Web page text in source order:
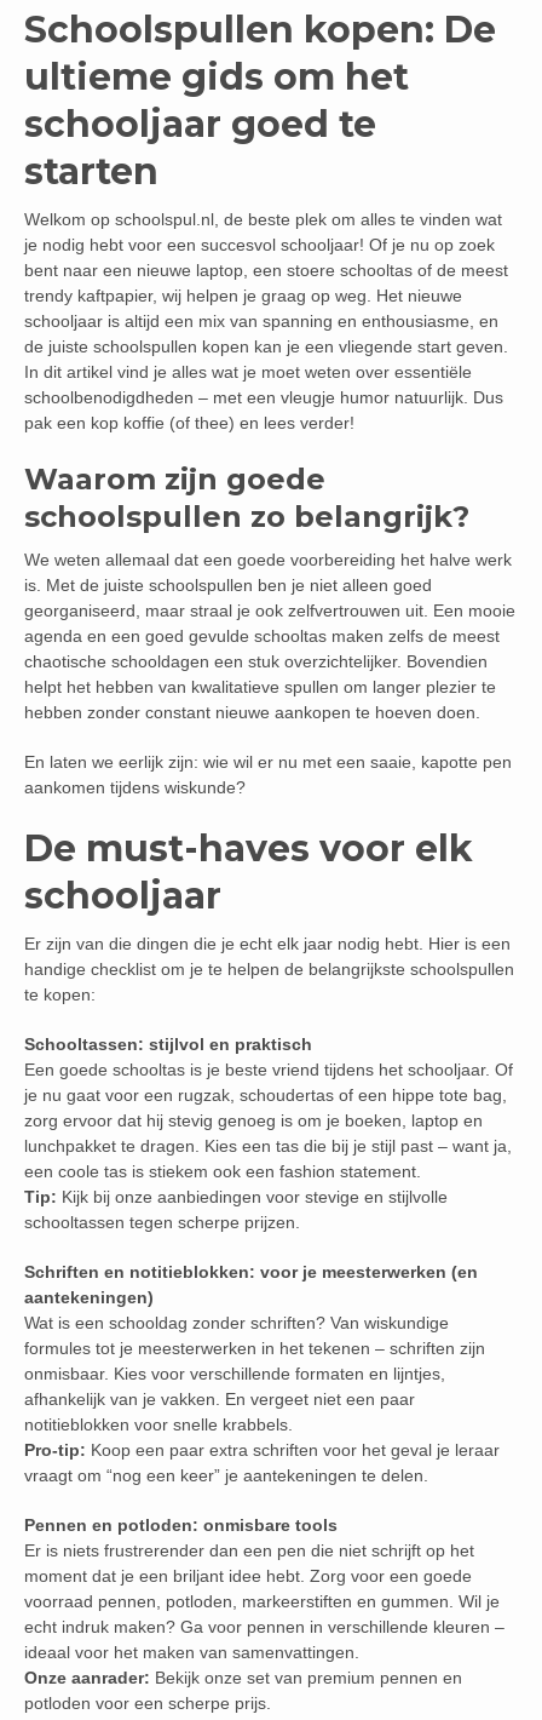
Schoolspullen kopen: De
ultieme gids om het
schooljaar goed te
starten
Welkom op schoolspul.nl, de beste plek om alles te vinden wat
je nodig hebt voor een succesvol schooljaar! Of je nu op zoek
bent naar een nieuwe laptop, een stoere schooltas of de meest
trendy kaftpapier, wij helpen je graag op weg. Het nieuwe
schooljaar is altijd een mix van spanning en enthousiasme, en
de juiste schoolspullen kopen kan je een vliegende start geven.
In dit artikel vind je alles wat je moet weten over essentiële
schoolbenodigdheden – met een vleugje humor natuurlijk. Dus
pak een kop koffie (of thee) en lees verder!
Waarom zijn goede
schoolspullen zo belangrijk?
We weten allemaal dat een goede voorbereiding het halve werk
is. Met de juiste schoolspullen ben je niet alleen goed
georganiseerd, maar straal je ook zelfvertrouwen uit. Een mooie
agenda en een goed gevulde schooltas maken zelfs de meest
chaotische schooldagen een stuk overzichtelijker. Bovendien
helpt het hebben van kwalitatieve spullen om langer plezier te
hebben zonder constant nieuwe aankopen te hoeven doen.
En laten we eerlijk zijn: wie wil er nu met een saaie, kapotte pen
aankomen tijdens wiskunde?
De must-haves voor elk
schooljaar
Er zijn van die dingen die je echt elk jaar nodig hebt. Hier is een
handige checklist om je te helpen de belangrijkste schoolspullen
te kopen:
Schooltassen: stijlvol en praktisch
Een goede schooltas is je beste vriend tijdens het schooljaar. Of
je nu gaat voor een rugzak, schoudertas of een hippe tote bag,
zorg ervoor dat hij stevig genoeg is om je boeken, laptop en
lunchpakket te dragen. Kies een tas die bij je stijl past – want ja,
een coole tas is stiekem ook een fashion statement.
Tip: Kijk bij onze aanbiedingen voor stevige en stijlvolle
schooltassen tegen scherpe prijzen.
Schriften en notitieblokken: voor je meesterwerken (en
aantekeningen)
Wat is een schooldag zonder schriften? Van wiskundige
formules tot je meesterwerken in het tekenen – schriften zijn
onmisbaar. Kies voor verschillende formaten en lijntjes,
afhankelijk van je vakken. En vergeet niet een paar
notitieblokken voor snelle krabbels.
Pro-tip: Koop een paar extra schriften voor het geval je leraar
vraagt om “nog een keer” je aantekeningen te delen.
Pennen en potloden: onmisbare tools
Er is niets frustrerender dan een pen die niet schrijft op het
moment dat je een briljant idee hebt. Zorg voor een goede
voorraad pennen, potloden, markeerstiften en gummen. Wil je
echt indruk maken? Ga voor pennen in verschillende kleuren –
ideaal voor het maken van samenvattingen.
Onze aanrader: Bekijk onze set van premium pennen en
potloden voor een scherpe prijs.